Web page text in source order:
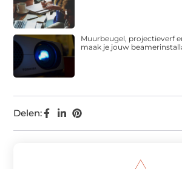
Delen:
Muurbeugel, projectieverf
maak je jouw